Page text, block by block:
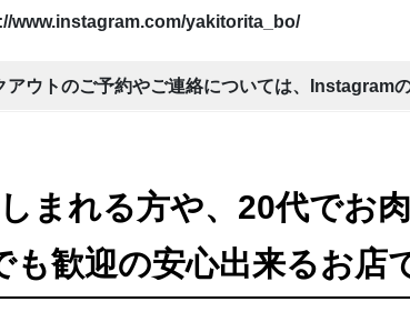
www.instagram.com/yakitorita_bo/
アウトのご予約やご連絡については、Instagram
しまれる方や、20代でお
歓迎の安心出来るお店